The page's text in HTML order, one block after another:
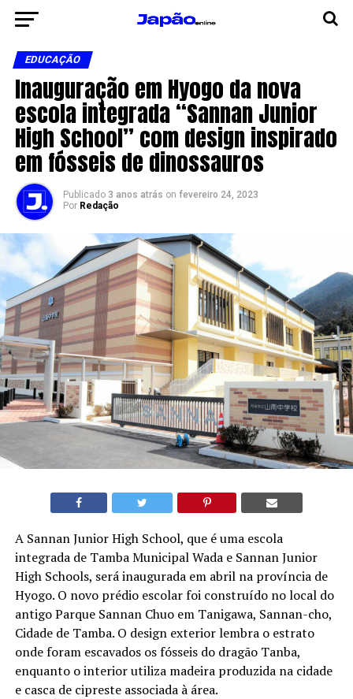
EDUCAÇÃO
Inauguração em Hyogo da nova
escola integrada “Sannan Junior
High School” com design inspirado
em fósseis de dinossauros
Publicado 3 anos atrás on fevereiro 24, 2023
Por Redação
A Sannan Junior High School, que é uma escola
integrada de Tamba Municipal Wada e Sannan Junior
High Schools, será inaugurada em abril na província de
Hyogo. O novo prédio escolar foi construído no local do
antigo Parque Sannan Chuo em Tanigawa, Sannan-cho,
Cidade de Tamba. O design exterior lembra o estrato
onde foram escavados os fósseis do dragão Tanba,
enquanto o interior utiliza madeira produzida na cidade
e casca de cipreste associada à área.